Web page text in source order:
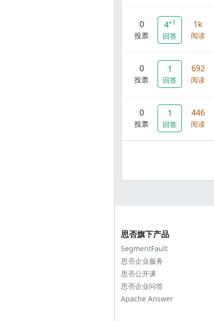
0
投票
4+1
回答
1k
阅读
0
投票
1
回答
692
阅读
0
投票
1
回答
446
阅读
思否旗下产品
SegmentFault
思否企业服务
思否公开课
思否企业问答
Apache Answer